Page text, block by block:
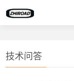
技术问答